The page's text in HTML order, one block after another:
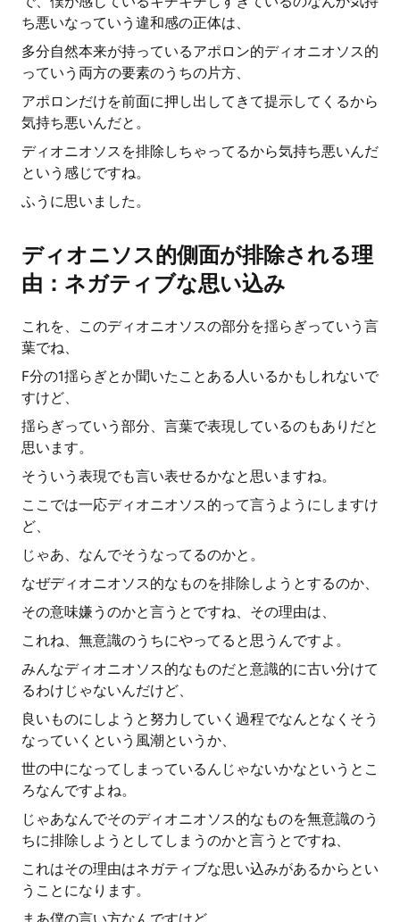
ち悪いなっていう違和感の正体は、
多分自然本来が持っているアポロン的ディオニオソス的
っていう両方の要素のうちの片方、
アポロンだけを前面に押し出してきて提示してくるから
気持ち悪いんだと。
ディオニオソスを排除しちゃってるから気持ち悪いんだ
という感じですね。
ふうに思いました。
ディオニソス的側面が排除される理
由：ネガティブな思い込み
これを、このディオニオソスの部分を揺らぎっていう言
葉でね、
F分の1揺らぎとか聞いたことある人いるかもしれないで
すけど、
揺らぎっていう部分、言葉で表現しているのもありだと
思います。
そういう表現でも言い表せるかなと思いますね。
ここでは一応ディオニオソス的って言うようにしますけ
ど、
じゃあ、なんでそうなってるのかと。
なぜディオニオソス的なものを排除しようとするのか、
その意味嫌うのかと言うとですね、その理由は、
これね、無意識のうちにやってると思うんですよ。
みんなディオニオソス的なものだと意識的に古い分けて
るわけじゃないんだけど、
良いものにしようと努力していく過程でなんとなくそう
なっていくという風潮というか、
世の中になってしまっているんじゃないかなというとこ
ろなんですよね。
じゃあなんでそのディオニオソス的なものを無意識のう
ちに排除しようとしてしまうのかと言うとですね、
これはその理由はネガティブな思い込みがあるからとい
うことになります。